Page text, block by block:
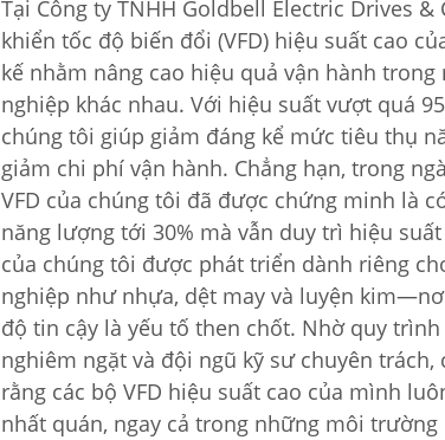
Tại Công ty TNHH Goldbell Electric Drives &
khiển tốc độ biến đổi (VFD) hiệu suất cao
kế nhằm nâng cao hiệu quả vận hành
nghiệp khác nhau. Với hiệu suất vượt quá
chúng tôi giúp giảm đáng kể mức tiêu thụ
giảm chi phí vận hành. Chẳng hạn, trong
VFD của chúng tôi đã được chứng minh là
năng lượng tới 30% mà vẫn duy trì hiệu
của chúng tôi được phát triển dành riêng
nghiệp như nhựa, dệt may và luyện
độ tin cậy là yếu tố then chốt. Nhờ quy
nghiêm ngặt và đội ngũ kỹ sư chuyên
rằng các bộ VFD hiệu suất cao của mình
nhất quán, ngay cả trong những môi trường